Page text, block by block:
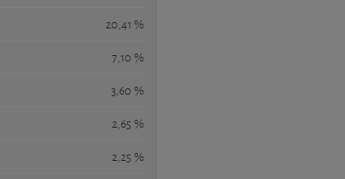
20,41 %
7,10 %
3,60 %
2,65 %
2,25 %